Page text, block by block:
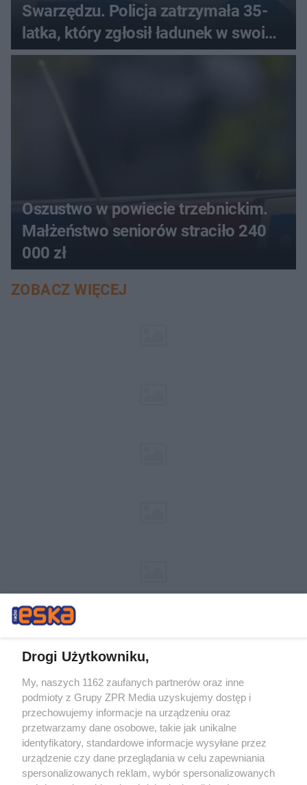
Swarzędzu. Policja zatrzymała 35-
latka, który zgłosił ładunek w swoim
aucie
Oszustwo w powiecie trzebnickim.
Małżeństwo seniorów straciło 240
000 zł
ZOBACZ WIĘCEJ
Żaden utwór zamieszczony w serwisie nie może być powielany i
rozpowszechniany lub dalej rozpowszechniany w jakikolwiek sposób (w
tym także elektroniczny lub mechaniczny) na jakimkolwiek polu
eksploatacji w jakiejkolwiek formie, włącznie z umieszczaniem w
Internecie bez pisemnej zgody właściciela praw. Jakiekolwiek użycie lub
wykorzystanie utworów w całości lub w części z naruszeniem prawa,
tzn. bez właściwej zgody, jest zabronione pod groźbą kary i może być
ścigane prawnie.
Drogi Użytkowniku,
My, naszych 1162 zaufanych partnerów oraz inne
podmioty z Grupy ZPR Media uzyskujemy dostęp i
przechowujemy informacje na urządzeniu oraz
przetwarzamy dane osobowe, takie jak unikalne
identyfikatory, standardowe informacje wysyłane przez
urządzenie czy dane przeglądania w celu zapewniania
spersonalizowanych reklam, wybór spersonalizowanych